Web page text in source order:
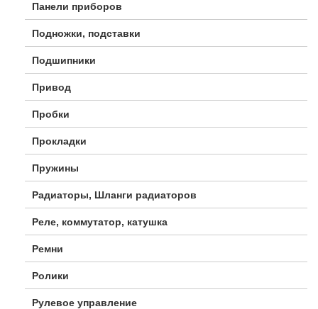
Панели приборов
Подножки, подставки
Подшипники
Привод
Пробки
Прокладки
Пружины
Радиаторы, Шланги радиаторов
Реле, коммутатор, катушка
Ремни
Ролики
Рулевое управление